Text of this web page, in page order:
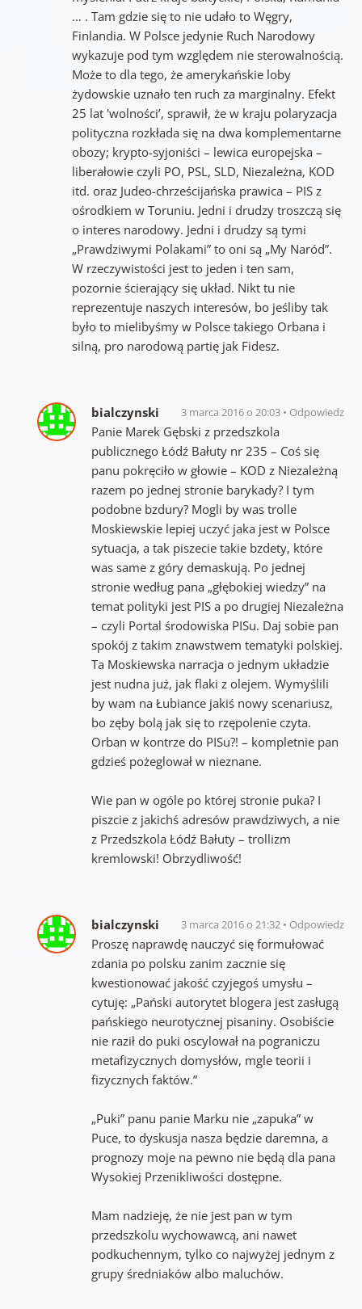
… . Tam gdzie się to nie udało to Węgry,
Finlandia. W Polsce jedynie Ruch Narodowy
wykazuje pod tym względem nie sterowalnością.
Może to dla tego, że amerykańskie loby
żydowskie uznało ten ruch za marginalny. Efekt
25 lat 'wolności’, sprawił, że w kraju polaryzacja
polityczna rozkłada się na dwa komplementarne
obozy; krypto-syjoniści – lewica europejska –
liberałowie czyli PO, PSL, SLD, Niezależna, KOD
itd. oraz Judeo-chrześcijańska prawica – PIS z
ośrodkiem w Toruniu. Jedni i drudzy troszczą się
o interes narodowy. Jedni i drudzy są tymi
„Prawdziwymi Polakami” to oni są „My Naród”.
W rzeczywistości jest to jeden i ten sam,
pozornie ścierający się układ. Nikt tu nie
reprezentuje naszych interesów, bo jeśliby tak
było to mielibyśmy w Polsce takiego Orbana i
silną, pro narodową partię jak Fidesz.
bialczynski 3 marca 2016 o 20:03 Odpowiedz
Panie Marek Gębski z przedszkola
publicznego Łódź Bałuty nr 235 – Coś się
panu pokręciło w głowie – KOD z Niezależną
razem po jednej stronie barykady? I tym
podobne bzdury? Mogli by was trolle
Moskiewskie lepiej uczyć jaka jest w Polsce
sytuacja, a tak piszecie takie bzdety, które
was same z góry demaskują. Po jednej
stronie według pana „głębokiej wiedzy” na
temat polityki jest PIS a po drugiej Niezależna
– czyli Portal środowiska PISu. Daj sobie pan
spokój z takim znawstwem tematyki polskiej.
Ta Moskiewska narracja o jednym układzie
jest nudna już, jak flaki z olejem. Wymyślili
by wam na Łubiance jakiś nowy scenariusz,
bo zęby bolą jak się to rzępolenie czyta.
Orban w kontrze do PISu?! – kompletnie pan
gdzieś pożeglował w nieznane.
Wie pan w ogóle po której stronie puka? I
piszcie z jakichś adresów prawdziwych, a nie
z Przedszkola Łódź Bałuty – trollizm
kremlowski! Obrzydliwość!
bialczynski 3 marca 2016 o 21:32 Odpowiedz
Proszę naprawdę nauczyć się formułować
zdania po polsku zanim zacznie się
kwestionować jakość czyjegoś umysłu –
cytuję: „Pański autorytet blogera jest zasługą
pańskiego neurotycznej pisaniny. Osobiście
nie raził do puki oscylował na pograniczu
metafizycznych domysłów, mgle teorii i
fizycznych faktów.”
„Puki” panu panie Marku nie „zapuka” w
Puce, to dyskusja nasza będzie daremna, a
prognozy moje na pewno nie będą dla pana
Wysokiej Przenikliwości dostępne.
Mam nadzieję, że nie jest pan w tym
przedszkolu wychowawcą, ani nawet
podkuchennym, tylko co najwyżej jednym z
grupy średniaków albo maluchów.